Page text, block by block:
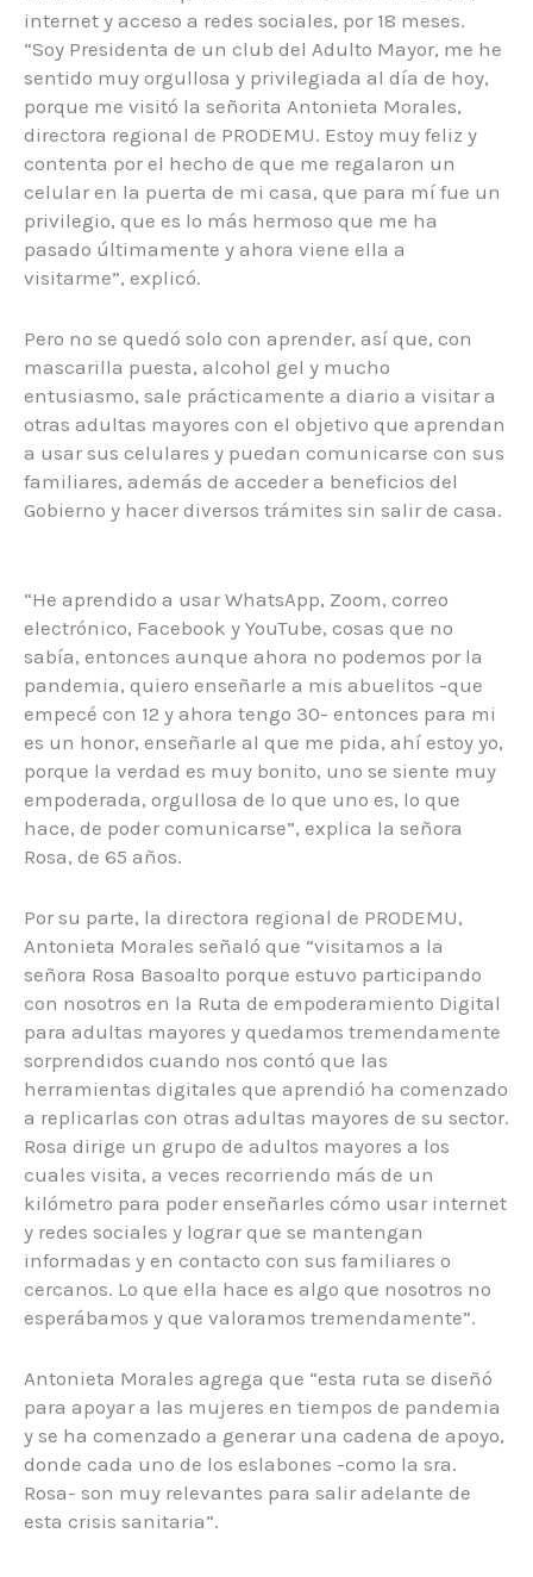
internet y acceso a redes sociales, por 18 meses.
“Soy Presidenta de un club del Adulto Mayor, me he
sentido muy orgullosa y privilegiada al día de hoy,
porque me visitó la señorita Antonieta Morales,
directora regional de PRODEMU. Estoy muy feliz y
contenta por el hecho de que me regalaron un
celular en la puerta de mi casa, que para mí fue un
privilegio, que es lo más hermoso que me ha
pasado últimamente y ahora viene ella a
visitarme”, explicó.
Pero no se quedó solo con aprender, así que, con
mascarilla puesta, alcohol gel y mucho
entusiasmo, sale prácticamente a diario a visitar a
otras adultas mayores con el objetivo que aprendan
a usar sus celulares y puedan comunicarse con sus
familiares, además de acceder a beneficios del
Gobierno y hacer diversos trámites sin salir de casa.
“He aprendido a usar WhatsApp, Zoom, correo
electrónico, Facebook y YouTube, cosas que no
sabía, entonces aunque ahora no podemos por la
pandemia, quiero enseñarle a mis abuelitos -que
empecé con 12 y ahora tengo 30- entonces para mi
es un honor, enseñarle al que me pida, ahí estoy yo,
porque la verdad es muy bonito, uno se siente muy
empoderada, orgullosa de lo que uno es, lo que
hace, de poder comunicarse”, explica la señora
Rosa, de 65 años.
Por su parte, la directora regional de PRODEMU,
Antonieta Morales señaló que “visitamos a la
señora Rosa Basoalto porque estuvo participando
con nosotros en la Ruta de empoderamiento Digital
para adultas mayores y quedamos tremendamente
sorprendidos cuando nos contó que las
herramientas digitales que aprendió ha comenzado
a replicarlas con otras adultas mayores de su sector.
Rosa dirige un grupo de adultos mayores a los
cuales visita, a veces recorriendo más de un
kilómetro para poder enseñarles cómo usar internet
y redes sociales y lograr que se mantengan
informadas y en contacto con sus familiares o
cercanos. Lo que ella hace es algo que nosotros no
esperábamos y que valoramos tremendamente”.
Antonieta Morales agrega que “esta ruta se diseñó
para apoyar a las mujeres en tiempos de pandemia
y se ha comenzado a generar una cadena de apoyo,
donde cada uno de los eslabones -como la sra.
Rosa- son muy relevantes para salir adelante de
esta crisis sanitaria”.